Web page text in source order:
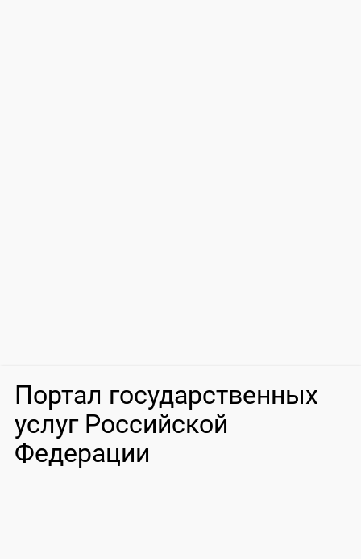
Портал государственных
услуг Российской
Федерации